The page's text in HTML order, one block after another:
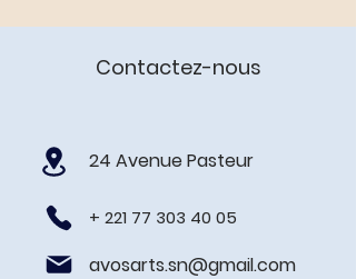
Contactez-nous
24 Avenue Pasteur
+ 221 77 303 40 05
avosarts.sn@gmail.com